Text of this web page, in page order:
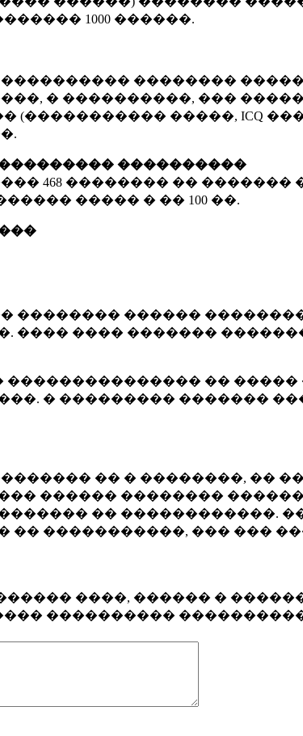
1000 ������.
��������
� ����������, ���
(����������� �����, ICQ
����������
468 �������� �� �������
����� � �� 100 ��.
�������� ������
���� ���� �������
��������������� ��
� ��������� �������
�� � ��������, ��
������ ��������
�� ������������.
�� �����������, ��� ���
����, ������ �
����������